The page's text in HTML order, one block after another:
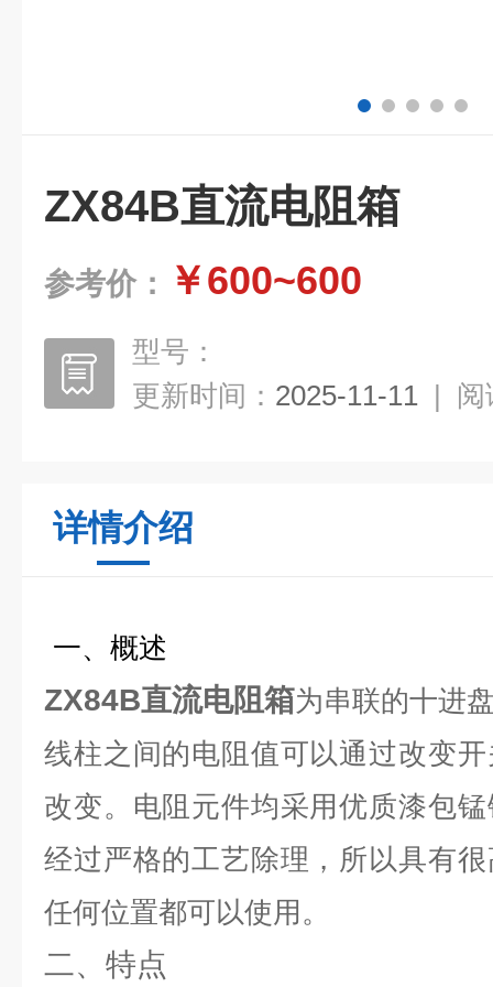
ZX84B直流电阻箱
参考价： ￥600~600
型号：
更新时间： 2025-11-11 | 阅
详情介绍
一、概述
ZX84B直流电阻箱为串联的十进
线柱之间的电阻值可以通过改变
改变。电阻元件均采用优质漆包
经过严格的工艺除理，所以具有
任何位置都可以使用。
二、特点